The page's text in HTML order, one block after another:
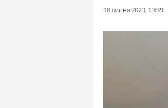
18 липня 2023, 13:39